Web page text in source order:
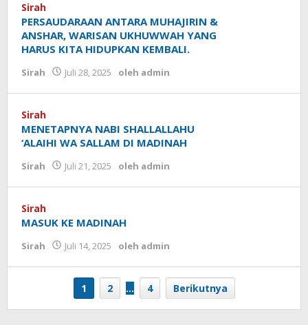
Sirah
PERSAUDARAAN ANTARA MUHAJIRIN &
ANSHAR, WARISAN UKHUWWAH YANG
HARUS KITA HIDUPKAN KEMBALI.
Sirah Juli 28, 2025 oleh admin
Sirah
MENETAPNYA NABI SHALLALLAHU
‘ALAIHI WA SALLAM DI MADINAH
Sirah Juli 21, 2025 oleh admin
Sirah
MASUK KE MADINAH
Sirah Juli 14, 2025 oleh admin
1 2 … 4 Berikutnya